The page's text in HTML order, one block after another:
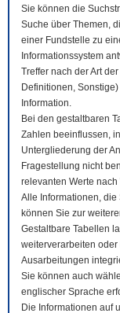
Sie können die
Suche über Themen,
einer Fundstelle zu
Informationssystem
Treffer nach der Art
Definitionen,
Information.
Bei den gestaltbaren
Zahlen beeinflussen,
Untergliederung der
Fragestellung nicht
relevanten Werte
Alle Informationen,
können Sie zur
Gestaltbare Tabellen
weiterverarbeiten oder
Ausarbeitungen
Sie können auch
englischer Sprache
Die Informationen auf